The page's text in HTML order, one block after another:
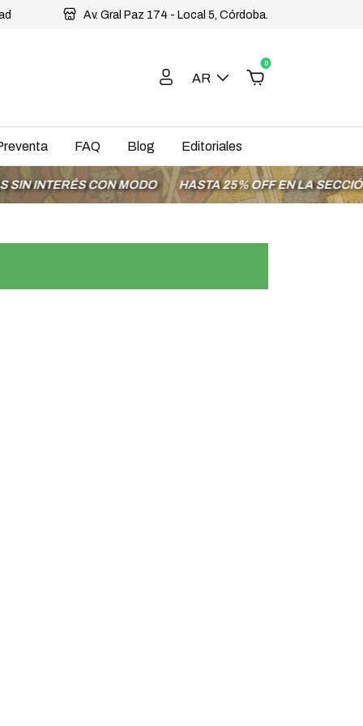
Av. Gral Paz 174 - Local 5, Córdoba.
AR
0
FAQ Blog Editoriales
CON MODO HASTA 25% OFF EN LA SECCIÓN